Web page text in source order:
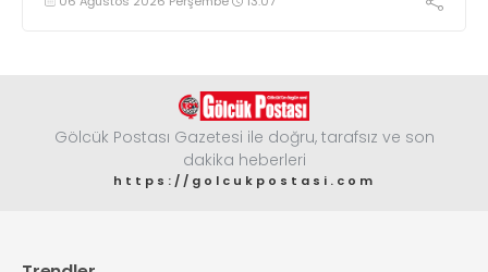
Gölcük Postası Gazetesi ile doğru, tarafsız ve son
dakika heberleri
https://golcukpostasi.com